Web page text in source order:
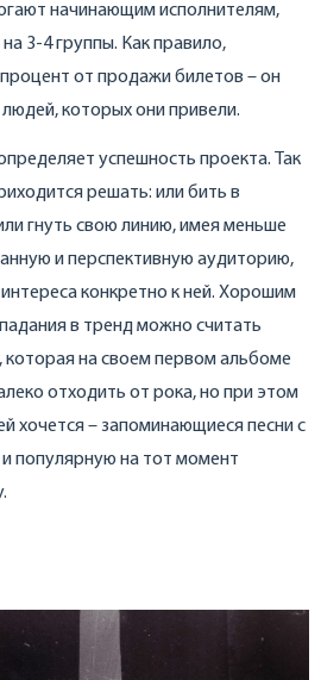
начинающим исполнителям,
3-4 группы. Как правило,
от продажи билетов – он
которых они привели.
успешность проекта. Так
решать: или бить в
гнуть свою линию, имея меньше
и перспективную аудиторию,
конкретно к ней. Хорошим
в тренд можно считать
на своем первом альбоме
отходить от рока, но при этом
хочется – запоминающиеся песни с
популярную на тот момент